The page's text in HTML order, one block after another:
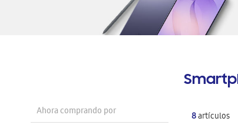
8artículos
Ahora comprando por